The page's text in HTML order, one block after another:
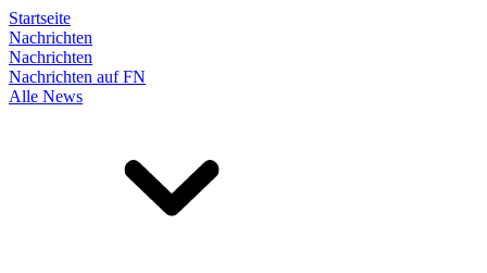
Startseite
Nachrichten
Nachrichten
Nachrichten auf FN
Alle News